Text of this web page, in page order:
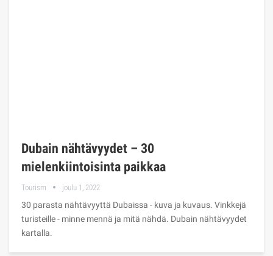
Dubain nähtävyydet – 30
mielenkiintoisinta paikkaa
Tourism joulu 1, 2022
30 parasta nähtävyyttä Dubaissa - kuva ja kuvaus. Vinkkejä
turisteille - minne mennä ja mitä nähdä. Dubain nähtävyydet
kartalla.